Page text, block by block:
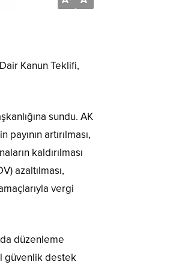
Kanun Teklifi,
sundu. AK
artırılması,
kaldırılması
azaltılması,
vergi
düzenleme
güvenlik destek